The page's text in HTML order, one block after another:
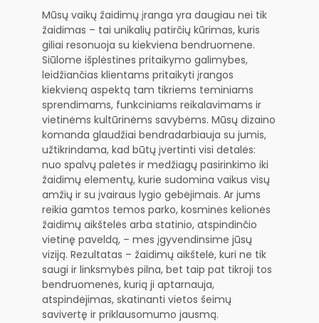
Mūsų vaikų žaidimų įranga yra daugiau nei tik
žaidimas – tai unikalių patirčių kūrimas, kuris
giliai resonuoja su kiekviena bendruomene.
Siūlome išplėstines pritaikymo galimybes,
leidžiančias klientams pritaikyti įrangos
kiekvieną aspektą tam tikriems teminiams
sprendimams, funkciniams reikalavimams ir
vietinėms kultūrinėms savybėms. Mūsų dizaino
komanda glaudžiai bendradarbiauja su jumis,
užtikrindama, kad būtų įvertinti visi detalės:
nuo spalvų paletės ir medžiagų pasirinkimo iki
žaidimų elementų, kurie sudomina vaikus visų
amžių ir su įvairaus lygio gebėjimais. Ar jums
reikia gamtos temos parko, kosminės kelionės
žaidimų aikštelės arba statinio, atspindinčio
vietinę paveldą, – mes įgyvendinsime jūsų
viziją. Rezultatas – žaidimų aikštelė, kuri ne tik
saugi ir linksmybės pilna, bet taip pat tikroji tos
bendruomenės, kurią ji aptarnauja,
atspindėjimas, skatinanti vietos šeimų
savivertę ir priklausomumo jausmą.